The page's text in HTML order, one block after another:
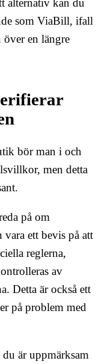
som ViaBill, ifall
en längre
bör man i och
men detta
på om
ett bevis på att
reglerna,
av
Detta är också ett
på problem med
är uppmärksam